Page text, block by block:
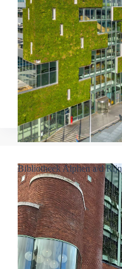
Bibliotheek Alphen a/d Rijn